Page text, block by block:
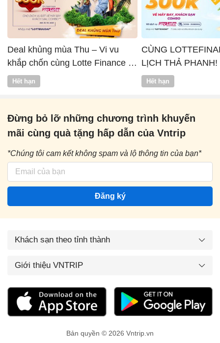
Deal khủng mùa Thu – Vi vu
khắp chốn cùng Lotte Finance x
Vntrip
Hết hạn
CÙNG
LỊCH THẢ PHANH!
Hết hạn
Đừng bỏ lỡ những chương trình khuyến
mãi cùng quà tặng hấp dẫn của Vntrip
*Chúng tôi cam kết không spam và lộ thông tin của bạn*
Đăng ký
Khách sạn theo tỉnh thành
Giới thiệu VNTRIP
Bản quyền © 2026 Vntrip.vn